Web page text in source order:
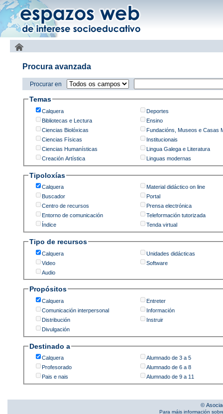
Procura avanzada
Procurar en
Temas
Calquera
Bibliotecas e Lectura
Ciencias Biolóxicas
Ciencias Físicas
Ciencias Humanísticas
Creación Artística
Deportes
Ensino
Fundacións, Museos e Casas
Institucionais
Lingua Galega e Literatura
Linguas modernas
Tipoloxías
Calquera
Buscador
Centro de recursos
Entorno de comunicación
Índice
Material didáctico on line
Portal
Prensa electrónica
Teleformación tutorizada
Tenda virtual
Tipo de recursos
Calquera
Video
Audio
Unidades didácticas
Software
Propósitos
Calquera
Comunicación interpersonal
Distribución
Divulgación
Entreter
Información
Instruir
Destinado a
Calquera
Profesorado
Pais e nais
Alumnado de 3 a 5
Alumnado de 6 a 8
Alumnado de 9 a 11
©
Para máis información